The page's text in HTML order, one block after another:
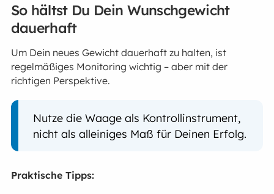
So hältst Du Dein Wunschgewicht
dauerhaft
Um Dein neues Gewicht dauerhaft zu halten, ist
regelmäßiges Monitoring wichtig – aber mit der
richtigen Perspektive.
Nutze die Waage als Kontrollinstrument,
nicht als alleiniges Maß für Deinen Erfolg.
Praktische Tipps: